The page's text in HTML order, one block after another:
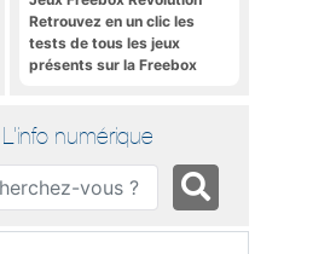
Retrouvez en un clic les
tests de tous les jeux
présents sur la Freebox
L'info numérique